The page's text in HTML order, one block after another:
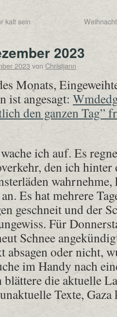
kalt sein
2023
2023 von Christjann
Monats,
ist angesagt:
den ganzen Tag”
ich auf. Es
den ich hinter
Es hat mehrere
geschneit und der
Für
Schnee
absagen oder nicht,
im Handy nach
die aktuelle
Texte,